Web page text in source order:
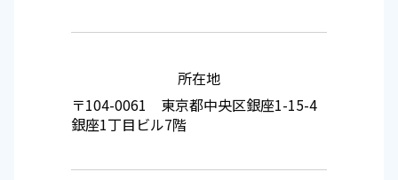
所在地
〒104-0061 東京都中央区銀座1-15-4
銀座1丁目ビル7階